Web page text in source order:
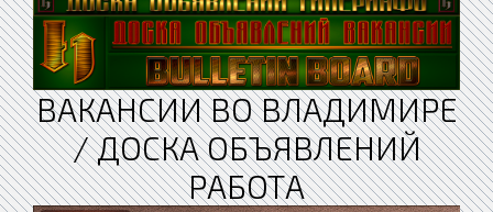
ВАКАНСИИ ВО ВЛАДИМИРЕ
/ ДОСКА ОБЪЯВЛЕНИЙ
РАБОТА